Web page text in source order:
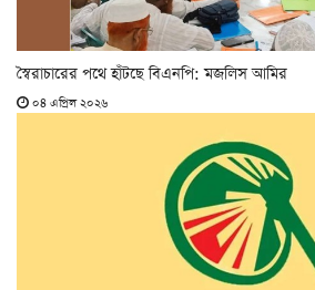
স্বৈরাচারের পথে হাঁটছে বিএনপি: মজলিস আমির
০৪ এপ্রিল ২০২৬